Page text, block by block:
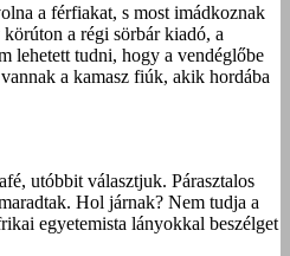
a férfiakat, s most imádkoznak
a régi sörbár kiadó, a
lehetett tudni, hogy a vendéglőbe
a kamasz fiúk, akik hordába
utóbbit választjuk. Párasztalos
Hol járnak? Nem tudja a
egyetemista lányokkal beszélget